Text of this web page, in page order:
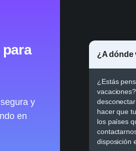
y
en
¿A dónde
¿Estás
hacer que
los países
disposición